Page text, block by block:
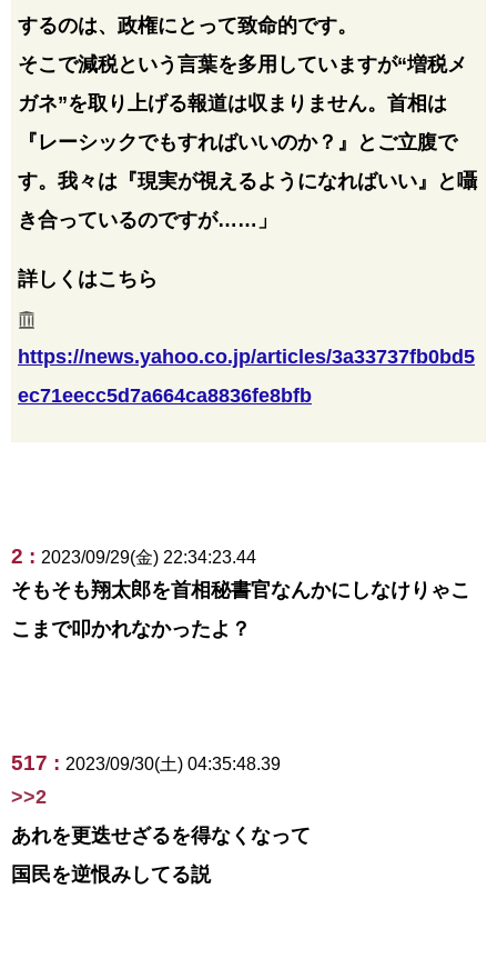
するのは、政権にとって致命的です。
そこで減税という言葉を多用していますが“増税メ
ガネ”を取り上げる報道は収まりません。首相は
『レーシックでもすればいいのか？』とご立腹で
す。我々は『現実が視えるようになればいい』と囁
き合っているのですが……」
詳しくはこちら
https://news.yahoo.co.jp/articles/3a33737fb0bd5
ec71eecc5d7a664ca8836fe8bfb
2 : 2023/09/29(金) 22:34:23.44
そもそも翔太郎を首相秘書官なんかにしなけりゃこ
こまで叩かれなかったよ？
517 : 2023/09/30(土) 04:35:48.39
>>2
あれを更迭せざるを得なくなって
国民を逆恨みしてる説